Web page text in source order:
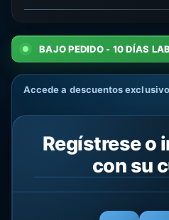
BAJO PEDIDO - 10 DÍAS
Accede a descuentos
Regístrese o
con su